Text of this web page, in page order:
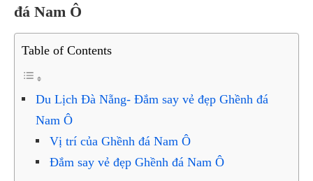
đá Nam Ô
Table of Contents
Du Lịch Đà Nẵng- Đắm say vẻ đẹp Ghềnh đá
Nam Ô
Vị trí của Ghềnh đá Nam Ô
Đắm say vẻ đẹp Ghềnh đá Nam Ô